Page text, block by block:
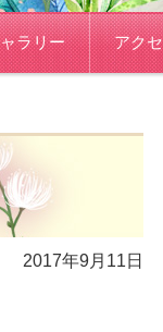
ラリー アク
2017年9月11日